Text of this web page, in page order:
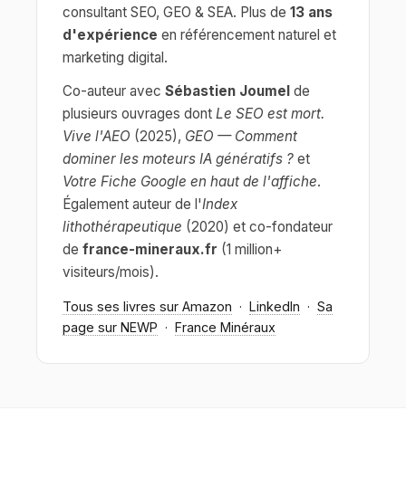
consultant SEO, GEO & SEA. Plus de 13 ans
d'expérience en référencement naturel et
marketing digital.
Co-auteur avec Sébastien Joumel de
plusieurs ouvrages dont Le SEO est mort.
Vive l'AEO (2025), GEO — Comment
dominer les moteurs IA génératifs ? et
Votre Fiche Google en haut de l'affiche.
Également auteur de l'Index
lithothérapeutique (2020) et co-fondateur
de france-mineraux.fr (1 million+
visiteurs/mois).
Tous ses livres sur Amazon · LinkedIn · Sa
page sur NEWP · France Minéraux